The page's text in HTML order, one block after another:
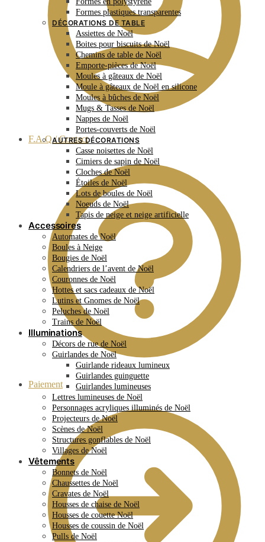
F.A.Q / Contact
Paiement
Formes plastiques transparentes
DÉCORATIONS DE TABLE
Assiettes de Noël
Boites pour biscuits de Noël
Chemins de table de Noël
Emporte-pièces de Noël
Moules à gâteaux de Noël
Moule à gâteaux de Noël en silicone
Moules à bûches de Noël
Mugs & Tasses de Noël
Nappes de Noël
Portes-couverts de Noël
AUTRES DÉCORATIONS
Casse noisettes de Noël
Cimiers de sapin de Noël
Cloches de Noël
Étoiles de Noël
Lots de boules de Noël
Noeuds de Noël
Tapis de neige et neige artificielle
Accessoires
Automates de Noël
Boules à Neige
Bougies de Noël
Calendriers de l’avent de Noël
Couronnes de Noël
Hottes et sacs cadeaux de Noël
Lutins et Gnomes de Noël
Peluches de Noël
Trains de Noël
Illuminations
Décors de rue de Noël
Guirlandes de Noël
Guirlande rideaux lumineux
Guirlandes guinguette
Guirlandes lumineuses
Lettres lumineuses de Noël
Personnages acryliques illuminés de Noël
Projecteurs de Noël
Scènes de Noël
Structures gonflables de Noël
Villages de Noël
Vêtements
Bonnets de Noël
Chaussettes de Noël
Cravates de Noël
Housses de chaise de Noël
Housses de couette Noël
Housses de coussin de Noël
Pulls de Noël